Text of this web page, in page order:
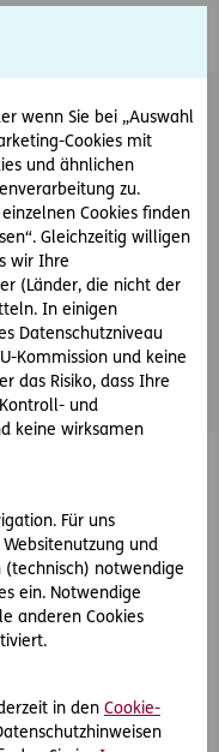
wenn Sie bei „Auswahl
Cookies mit
und ähnlichen
zu.
Cookies finden
Gleichzeitig willigen
wir Ihre
(Länder, die nicht der
In einigen
Datenschutzniveau
Kommission und keine
das Risiko, dass Ihre
und
keine wirksamen
Für uns
und
(technisch) notwendige
ein. Notwendige
anderen Cookies
in den Cookie-
derzeit nicht zur